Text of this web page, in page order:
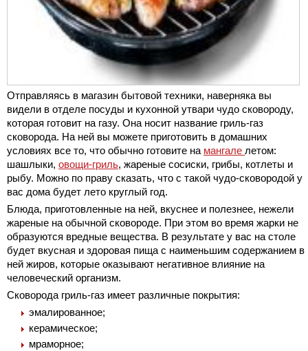
Отправляясь в магазин бытовой техники, наверняка вы
видели в отделе посуды и кухонной утвари чудо сковороду,
которая готовит на газу. Она носит название гриль-газ
сковорода. На ней вы можете приготовить в домашних
условиях все то, что обычно готовите на мангале летом:
шашлыки, овощи-гриль, жареные сосиски, грибы, котлеты и
рыбу. Можно по праву сказать, что с такой чудо-сковородой у
вас дома будет лето круглый год.
Блюда, приготовленные на ней, вкуснее и полезнее, нежели
жареные на обычной сковороде. При этом во время жарки не
образуются вредные вещества. В результате у вас на столе
будет вкусная и здоровая пища с наименьшим содержанием в
ней жиров, которые оказывают негативное влияние на
человеческий организм.
Сковорода гриль-газ имеет различные покрытия:
эмалированное;
керамическое;
мраморное;